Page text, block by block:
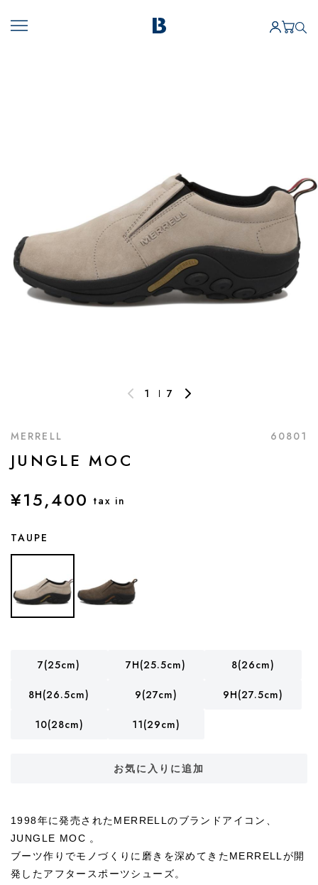
1 7
MERRELL 60801
JUNGLE MOC
¥15,400 tax in
TAUPE
7(25cm) 7H(25.5cm) 8(26cm)
8H(26.5cm) 9(27cm) 9H(27.5cm)
10(28cm) 11(29cm)
お気に入りに追加
1998年に発売されたMERRELLのブランドアイコン、
JUNGLE MOC 。
ブーツ作りでモノづくりに磨きを深めてきたMERRELLが開
発したアフタースポーツシューズ。